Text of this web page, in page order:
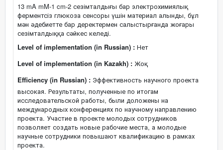
13 mA mM-1 cm-2 сезімталдығы бар электрохимиялық
ферментсіз глюкоза сенсоры үшін материал алынды, бұл
мән әдебиетте бар деректермен салыстырғанда жоғары
сезімталдыққа сәйкес келеді.
Level of implementation (in Russian) : Нет
Level of implementation (in Kazakh) : Жоқ
Efficiency (in Russian) : Эффективность научного проекта
высокая. Результаты, полученные по итогам
исследовательской работы, были доложены на
международных конференциях по научному направлению
проекта. Участие в проекте молодых сотрудников
позволяет создать новые рабочие места, а молодые
научные сотрудники повышают квалификацию в рамках
проекта.